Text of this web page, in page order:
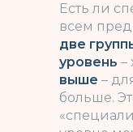
Есть ли
всем
две
уровень –
выше –
больше.